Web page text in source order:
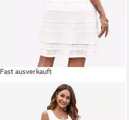
Fast ausverkauft
Strickkleid Damen Sommer Minikleid
Casual Tank U-Ausschnitt Ärmellos